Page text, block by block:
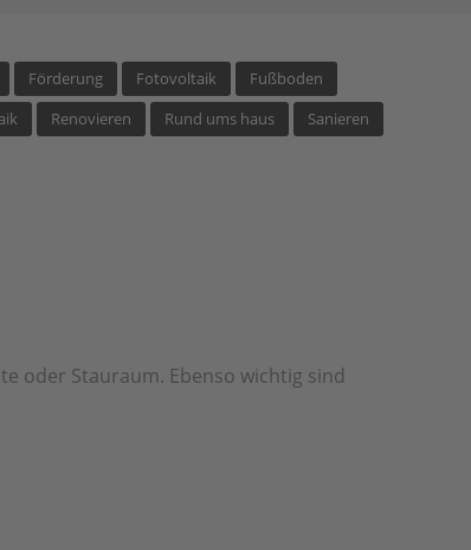
Förderung Fotovoltaik
Fußboden
Renovieren Rund ums haus
Sanieren
oder Stauraum. Ebenso wichtig sind